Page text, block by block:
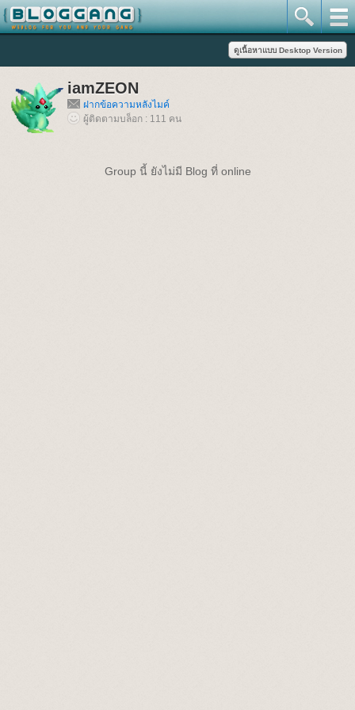
iamZEON
ฝากข้อความหลังไมค์
ผู้ติดตามบล็อก : 111 คน
Group นี้ ยังไม่มี Blog ที่ online